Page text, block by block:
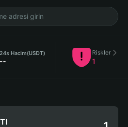
24s Hacim(USDT)
--
Riskler
1